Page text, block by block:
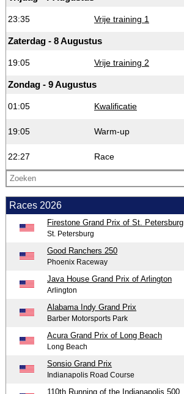
23:35 Vrije training 1
Zaterdag - 8 Augustus
19:05 Vrije training 2
Zondag - 9 Augustus
01:05 Kwalificatie
19:05 Warm-up
22:27 Race
Races 2026
Firestone Grand Prix of St. Petersburg
St. Petersburg
Good Ranchers 250
Phoenix Raceway
Java House Grand Prix of Arlington
Arlington
Alabama Indy Grand Prix
Barber Motorsports Park
Acura Grand Prix of Long Beach
Long Beach
Sonsio Grand Prix
Indianapolis Road Course
110th Running of the Indianapolis 500